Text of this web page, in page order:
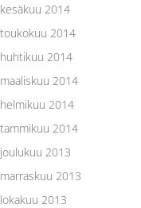
kesäkuu 2014
toukokuu 2014
huhtikuu 2014
maaliskuu 2014
helmikuu 2014
tammikuu 2014
joulukuu 2013
marraskuu 2013
lokakuu 2013